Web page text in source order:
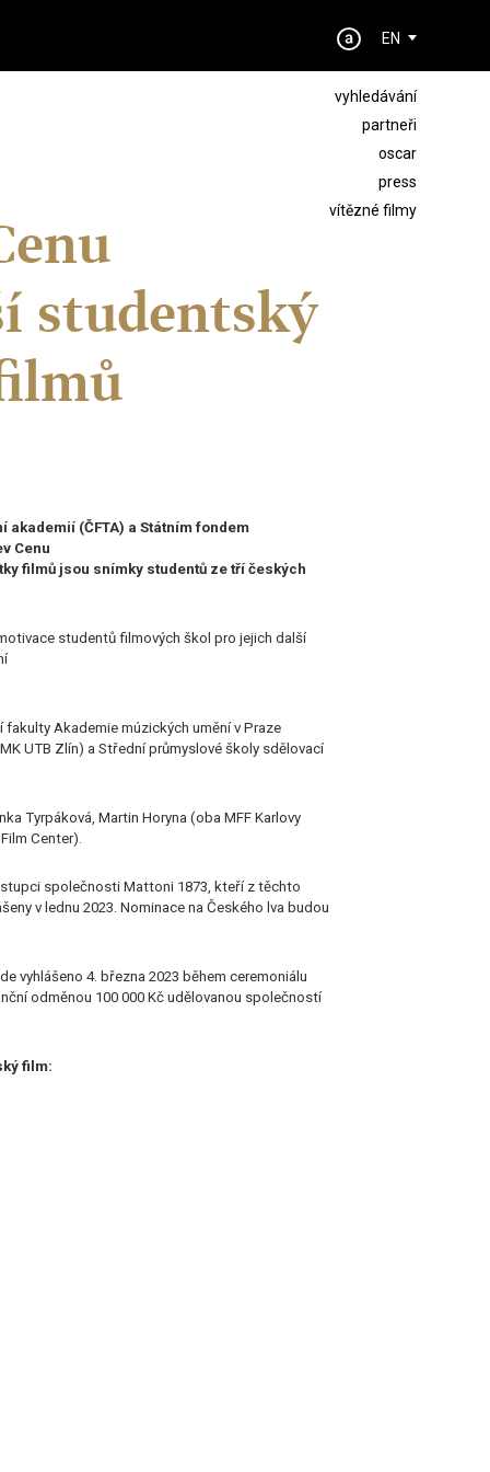
EN
vyhledávání
partneři
oscar
press
vítězné filmy
studentský
(ČFTA) a Státním fondem
Cenu
filmů jsou snímky studentů ze tří českých
studentů filmových škol pro jejich další
Akademie múzických umění v Praze
UTB Zlín) a Střední průmyslové školy sdělovací
Tyrpáková, Martin Horyna (oba MFF Karlovy
Center).
společnosti Mattoni 1873, kteří z těchto
v lednu 2023. Nominace na Českého lva budou
vyhlášeno 4. března 2023 během ceremoniálu
odměnou 100 000 Kč udělovanou společností
film: